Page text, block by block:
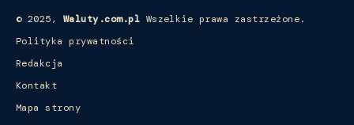
© 2025, Waluty.com.pl Wszelkie prawa zastrzeżone.
Polityka prywatności
Redakcja
Kontakt
Mapa strony